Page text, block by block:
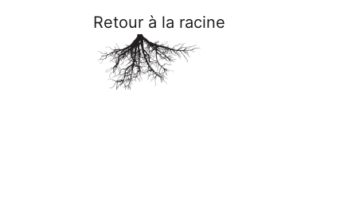
Retour à la racine